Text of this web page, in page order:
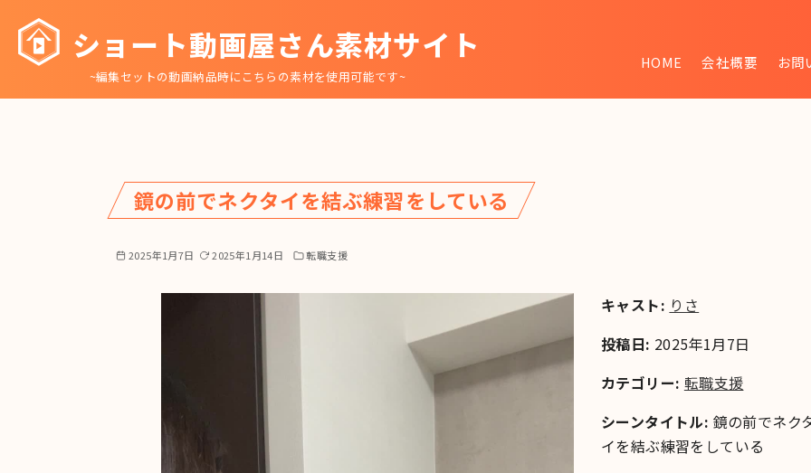
ショート動画屋さん素材サイト
~編集セットの動画納品時にこちらの素材を使用可能です~
HOME 会社概要 お問
鏡の前でネクタイを結ぶ練習をしている
2025年1月7日 2025年1月14日 転職支援
キャスト: りさ
投稿日: 2025年1月7日
カテゴリー: 転職支援
シーンタイトル: 鏡の前でネク
イを結ぶ練習をしている